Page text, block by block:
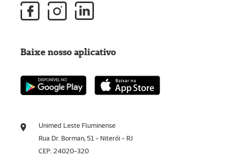
Unimed Leste Fluminense
Rua Dr. Borman, 51 - Niterói - RJ
CEP: 24020-320
Baixe nosso aplicativo